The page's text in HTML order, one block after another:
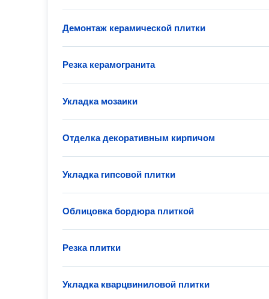
Демонтаж керамической плитки
Резка керамогранита
Укладка мозаики
Отделка декоративным кирпичом
Укладка гипсовой плитки
Облицовка бордюра плиткой
Резка плитки
Укладка кварцвиниловой плитки